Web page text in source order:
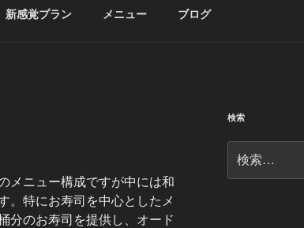
新感覚プラン メニュー ブログ
メニュー構成ですが中には和
。特にお寿司を中心としたメ
分のお寿司を提供し、オード
検索
索: